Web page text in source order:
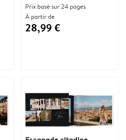
Prix basé sur 24 pages
À partir de
28,99 €